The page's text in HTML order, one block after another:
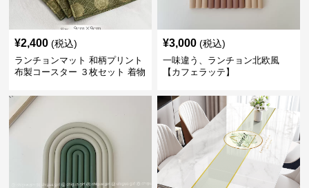
¥2,400 (税込)
ランチョンマット 和柄プリント
布製コースター ３枚セット 着物
¥3,000 (税込)
一味違う、ランチョン北欧風
【カフェラッテ】